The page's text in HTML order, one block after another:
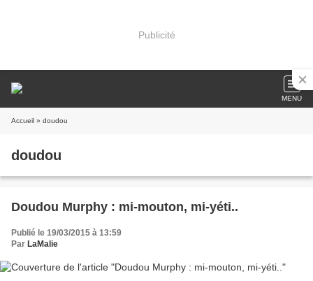
Publicité
MENU
Accueil » doudou
doudou
Doudou Murphy : mi-mouton, mi-yéti..
Publié le 19/03/2015 à 13:59
Par LaMalie